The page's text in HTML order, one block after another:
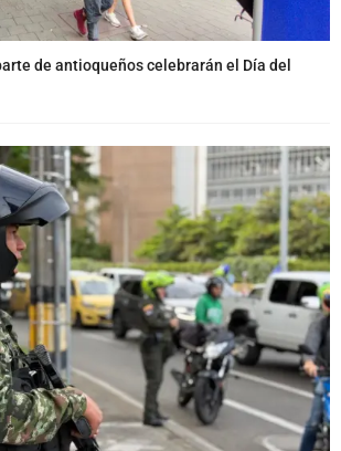
de antioqueños celebrarán el Día del